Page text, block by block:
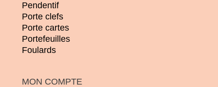
Pendentif
Porte clefs
Porte cartes
Portefeuilles
Foulards
MON COMPTE